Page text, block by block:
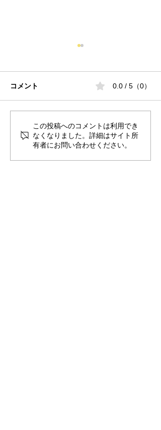
『第49回 中部日本デンタ
ルショー』に出展しま
す！
コメント 0.0 / 5（0）
この投稿へのコメントは利用でき
なくなりました。詳細はサイト所
有者にお問い合わせください。